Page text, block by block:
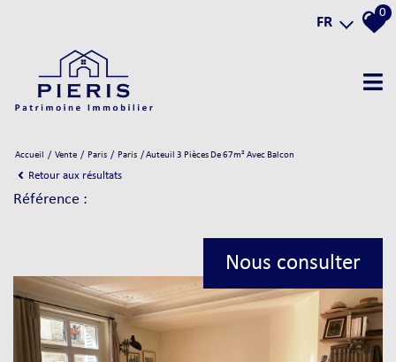
FR
0
Accueil Vente Paris Paris Auteuil 3 Pièces De 67m² Avec Balcon
Retour aux résultats
Référence :
Nous consulter